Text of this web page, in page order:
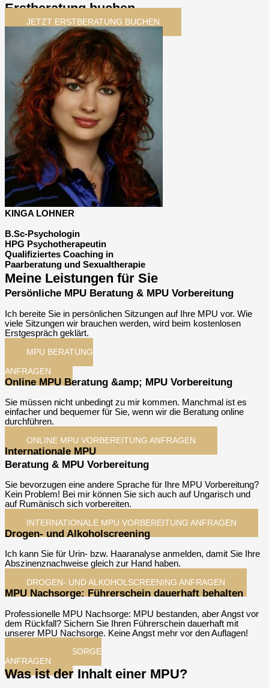
Erstberatung buchen
JETZT ERSTBERATUNG BUCHEN
KINGA LOHNER
B.Sc-Psychologin
HPG Psychotherapeutin
Qualifiziertes Coaching in
Paarberatung und Sexualtherapie
Meine Leistungen für Sie
Persönliche MPU Beratung & MPU Vorbereitung
Ich bereite Sie in persönlichen Sitzungen auf Ihre MPU vor. Wie
viele Sitzungen wir brauchen werden, wird beim kostenlosen
Erstgespräch geklärt.
MPU BERATUNG
ANFRAGEN
Online MPU Beratung &amp; MPU Vorbereitung
Sie müssen nicht unbedingt zu mir kommen. Manchmal ist es
einfacher und bequemer für Sie, wenn wir die Beratung online
durchführen.
ONLINE MPU VORBEREITUNG ANFRAGEN​
Internationale MPU
Beratung & MPU Vorbereitung
Sie bevorzugen eine andere Sprache für Ihre MPU Vorbereitung?
Kein Problem! Bei mir können Sie sich auch auf Ungarisch und
auf Rumänisch sich vorbereiten.
INTERNATIONALE MPU VORBEREITUNG ANFRAGEN​
Drogen- und Alkoholscreening
Ich kann Sie für Urin- bzw. Haaranalyse anmelden, damit Sie Ihre
Abszinenznachweise gleich zur Hand haben.
DROGEN- UND ALKOHOLSCREENING ANFRAGEN​
MPU Nachsorge: Führerschein dauerhaft behalten
Professionelle MPU Nachsorge: MPU bestanden, aber Angst vor
dem Rückfall? Sichern Sie Ihren Führerschein dauerhaft mit
unserer MPU Nachsorge. Keine Angst mehr vor den Auflagen!
MPU-NACHSORGE
ANFRAGEN​
Was ist der Inhalt einer MPU?